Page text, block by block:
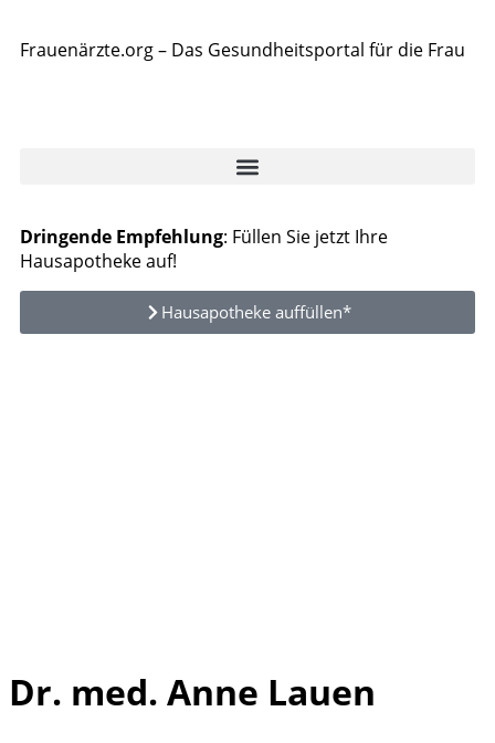
Frauenärzte.org – Das Gesundheitsportal für die Frau
Dringende Empfehlung: Füllen Sie jetzt Ihre
Hausapotheke auf!
Hausapotheke auffüllen*
Dr. med. Anne Lauen